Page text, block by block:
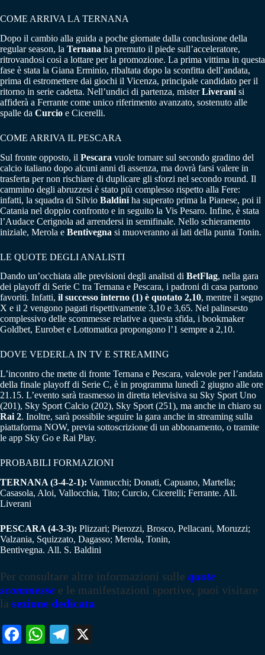
COME ARRIVA LA TERNANA
Dopo il cambio alla guida a poche giornate dalla conclusione della
regular season, la Ternana ha premuto il piede sull’acceleratore,
ritrovandosi così a lottare per la promozione. La prima vittima in questa
fase è stata la Giana Erminio, ribaltata dopo la sconfitta dell’andata,
prima di estromettere dai giochi il Vicenza, principale candidato per il
ritorno in serie cadetta. Nell’undici di partenza, misterLiverani si
affiderà a Ferrante come unico riferimento avanzato, sostenuto alle
spalle da Curcio e Cicerelli.
COME ARRIVA IL PESCARA
Sul fronte opposto, il Pescara vuole tornare sul secondo gradino del
calcio italiano dopo alcuni anni di assenza, ma dovrà farsi valere in
trasferta per non rischiare di duplicare gli sforzi nel secondo round. Il
cammino degli abruzzesi è stato più complesso rispetto alla Fere:
infatti, la squadra di Silvio Baldini ha superato prima la Pianese, poi il
Catania nel doppio confronto e in seguito la Vis Pesaro. Infine, è stata
l’Audace Cerignola ad arrendersi in semifinale. Nello schieramento
iniziale, Merola e Bentivegna si muoveranno ai lati della punta Tonin.
LE QUOTE DEGLI ANALISTI
Dando un’occhiata alle previsioni degli analisti di BetFlag, nella gara
dei playoff di Serie C tra Ternana e Pescara, i padroni di casa partono
favoriti. Infatti, il successo interno (1) è quotato 2,10, mentre il segno
X e il 2 vengono pagati rispettivamente 3,10 e 3,65. Nel palinsesto
complessivo delle scommesse relative a questa sfida, i bookmaker
Goldbet, Eurobet e Lottomatica propongono l’1 sempre a 2,10.
DOVE VEDERLA IN TV E STREAMING
L’incontro che mette di fronte Ternana e Pescara, valevole per l’andata
della finale playoff di Serie C, è in programma lunedì 2 giugno alle ore
21.15. L’evento sarà trasmesso in diretta televisiva su Sky Sport Uno
(201), Sky Sport Calcio (202), Sky Sport (251), ma anche in chiaro su
Rai 2. Inoltre, sarà possibile seguire la gara anche in streaming sulla
piattaforma NOW, previa sottoscrizione di un abbonamento, o tramite
le app Sky Go e Rai Play.
PROBABILI FORMAZIONI
TERNANA (3-4-2-1): Vannucchi; Donati, Capuano, Martella;
Casasola, Aloi, Vallocchia, Tito; Curcio, Cicerelli; Ferrante. All.
Liverani
PESCARA (4-3-3): Plizzari; Pierozzi, Brosco, Pellacani, Moruzzi;
Valzania, Squizzato, Dagasso; Merola, Tonin,
Bentivegna. All. S. Baldini
Per consultare altre informazioni sulle quote
scommesse e le manifestazioni sportive, puoi visitare
la sezione dedicata
Fa W
Te